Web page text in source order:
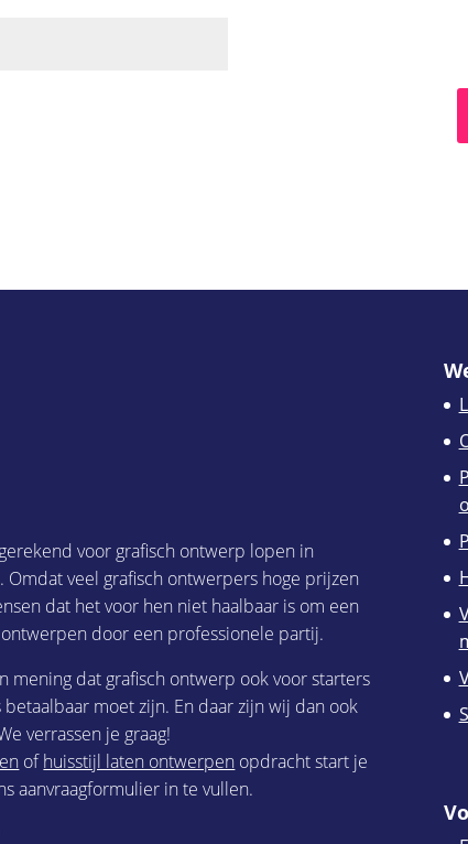
voor grafisch ontwerp lopen in
veel grafisch ontwerpers hoge prijzen
dat het voor hen niet haalbaar is om een
door een professionele partij.
mening dat grafisch ontwerp ook voor starters
moet zijn. En daar zijn wij dan ook
verrassen je graag!
ofhuisstijl laten ontwerpen opdracht start je
aanvraagformulier in te vullen.